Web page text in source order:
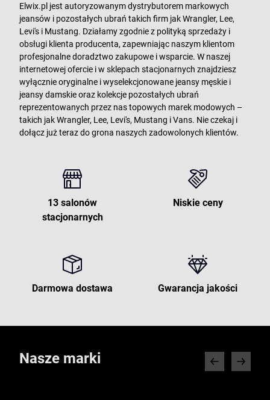
Elwix.pl jest autoryzowanym dystrybutorem markowych
jeansów i pozostałych ubrań takich firm jak Wrangler, Lee,
Levi's i Mustang. Działamy zgodnie z polityką sprzedaży i
obsługi klienta producenta, zapewniając naszym klientom
profesjonalne doradztwo zakupowe i wsparcie. W naszej
internetowej ofercie i w sklepach stacjonarnych znajdziesz
wyłącznie oryginalne i wyselekcjonowane jeansy męskie i
jeansy damskie oraz kolekcje pozostałych ubrań
reprezentowanych przez nas topowych marek modowych –
takich jak Wrangler, Lee, Levi's, Mustang i Vans. Nie czekaj i
dołącz już teraz do grona naszych zadowolonych klientów.
13 salonów
stacjonarnych
Niskie ceny
Darmowa dostawa Gwarancja jakości
Nasze marki